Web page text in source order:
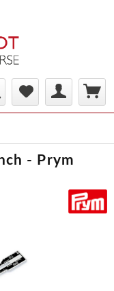
- Prym